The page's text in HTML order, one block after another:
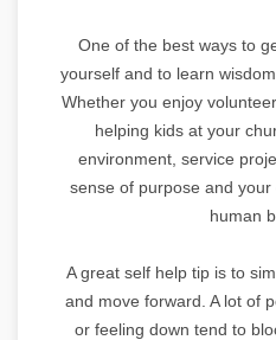
One of the best ways to
yourself and to learn
Whether you enjoy
helping kids at your
environment, service
sense of purpose and
human
A great self help tip is to
and move forward. A lot of
or feeling down tend to